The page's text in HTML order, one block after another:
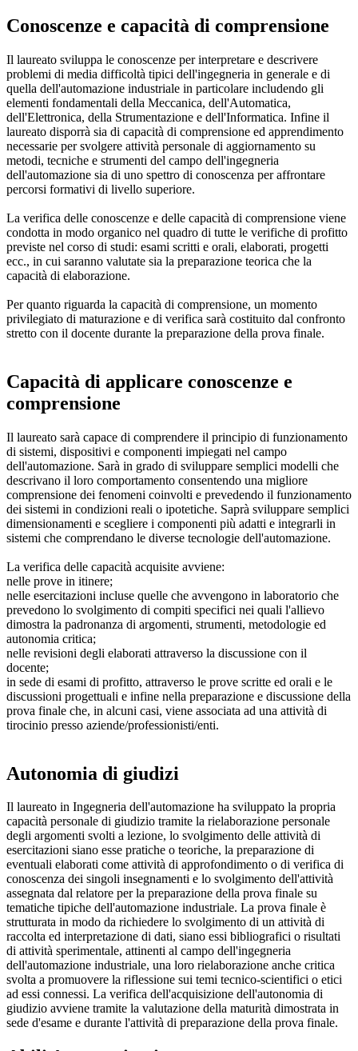
Conoscenze e capacità di comprensione
Il laureato sviluppa le conoscenze per interpretare e descrivere
problemi di media difficoltà tipici dell'ingegneria in generale e di
quella dell'automazione industriale in particolare includendo gli
elementi fondamentali della Meccanica, dell'Automatica,
dell'Elettronica, della Strumentazione e dell'Informatica. Infine il
laureato disporrà sia di capacità di comprensione ed apprendimento
necessarie per svolgere attività personale di aggiornamento su
metodi, tecniche e strumenti del campo dell'ingegneria
dell'automazione sia di uno spettro di conoscenza per affrontare
percorsi formativi di livello superiore.
La verifica delle conoscenze e delle capacità di comprensione viene
condotta in modo organico nel quadro di tutte le verifiche di profitto
previste nel corso di studi: esami scritti e orali, elaborati, progetti
ecc., in cui saranno valutate sia la preparazione teorica che la
capacità di elaborazione.
Per quanto riguarda la capacità di comprensione, un momento
privilegiato di maturazione e di verifica sarà costituito dal confronto
stretto con il docente durante la preparazione della prova finale.
Capacità di applicare conoscenze e
comprensione
Il laureato sarà capace di comprendere il principio di funzionamento
di sistemi, dispositivi e componenti impiegati nel campo
dell'automazione. Sarà in grado di sviluppare semplici modelli che
descrivano il loro comportamento consentendo una migliore
comprensione dei fenomeni coinvolti e prevedendo il funzionamento
dei sistemi in condizioni reali o ipotetiche. Saprà sviluppare semplici
dimensionamenti e scegliere i componenti più adatti e integrarli in
sistemi che comprendano le diverse tecnologie dell'automazione.
La verifica delle capacità acquisite avviene:
nelle prove in itinere;
nelle esercitazioni incluse quelle che avvengono in laboratorio che
prevedono lo svolgimento di compiti specifici nei quali l'allievo
dimostra la padronanza di argomenti, strumenti, metodologie ed
autonomia critica;
nelle revisioni degli elaborati attraverso la discussione con il
docente;
in sede di esami di profitto, attraverso le prove scritte ed orali e le
discussioni progettuali e infine nella preparazione e discussione della
prova finale che, in alcuni casi, viene associata ad una attività di
tirocinio presso aziende/professionisti/enti.
Autonomia di giudizi
Il laureato in Ingegneria dell'automazione ha sviluppato la propria
capacità personale di giudizio tramite la rielaborazione personale
degli argomenti svolti a lezione, lo svolgimento delle attività di
esercitazioni siano esse pratiche o teoriche, la preparazione di
eventuali elaborati come attività di approfondimento o di verifica di
conoscenza dei singoli insegnamenti e lo svolgimento dell'attività
assegnata dal relatore per la preparazione della prova finale su
tematiche tipiche dell'automazione industriale. La prova finale è
strutturata in modo da richiedere lo svolgimento di un attività di
raccolta ed interpretazione di dati, siano essi bibliografici o risultati
di attività sperimentale, attinenti al campo dell'ingegneria
dell'automazione industriale, una loro rielaborazione anche critica
svolta a promuovere la riflessione sui temi tecnico-scientifici o etici
ad essi connessi. La verifica dell'acquisizione dell'autonomia di
giudizio avviene tramite la valutazione della maturità dimostrata in
sede d'esame e durante l'attività di preparazione della prova finale.